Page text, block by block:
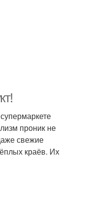
проник не
свежие
краёв. Их